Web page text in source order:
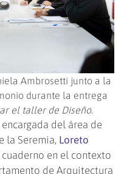
Ambrosetti junto a la
durante la entrega
el taller de Diseño.
del área de
la Seremia, Loreto
en el contexto
de Arquitectura